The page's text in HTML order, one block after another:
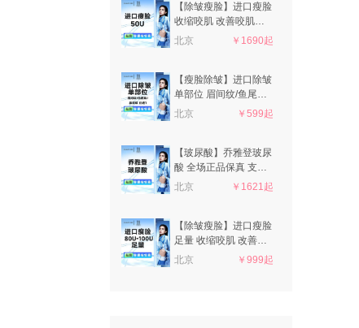
【除皱瘦脸】进口瘦脸
收缩咬肌 改善咬肌肥
大
北京 ￥1690起
【瘦脸除皱】进口除皱
单部位 眉间纹/鱼尾纹/
鼻背纹 任选1
北京 ￥599起
【玻尿酸】乔雅登玻尿
酸 全场正品保真 支持
验货
北京 ￥1621起
【除皱瘦脸】进口瘦脸
足量 收缩咬肌 改善咬
肌肥大
北京 ￥999起